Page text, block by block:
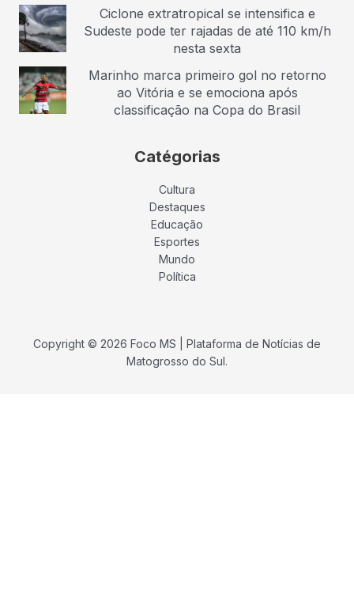
Ciclone extratropical se intensifica e
Sudeste pode ter rajadas de até 110 km/h
nesta sexta
Marinho marca primeiro gol no retorno
ao Vitória e se emociona após
classificação na Copa do Brasil
Catégorias
Cultura
Destaques
Educação
Esportes
Mundo
Política
Copyright © 2026 Foco MS | Plataforma de Notícias de
Matogrosso do Sul.